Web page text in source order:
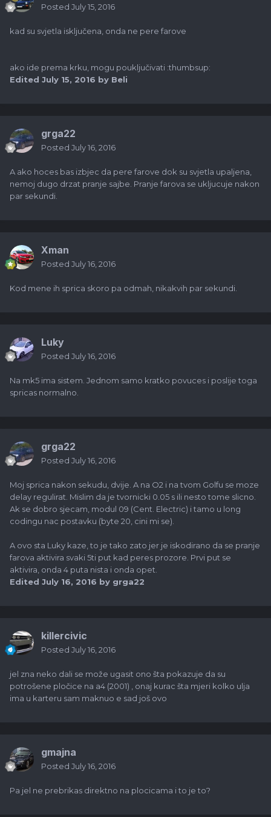
Posted July 15, 2016
kad su svjetla isključena, onda ne pere farove
ako ide prema krku, mogu pouključivati :thumbsup:
Edited July 15, 2016 by Beli
grga22
Posted July 16, 2016
A ako hoces bas izbjec da pere farove dok su svjetla upaljena,
nemoj dugo drzat pranje sajbe. Pranje farova se ukljucuje nakon
par sekundi.
Xman
Posted July 16, 2016
Kod mene ih sprica skoro pa odmah, nikakvih par sekundi.
Luky
Posted July 16, 2016
Na mk5 ima sistem. Jednom samo kratko povuces i poslije toga
spricas normalno.
grga22
Posted July 16, 2016
Moj sprica nakon sekudu, dvije. A na O2 i na tvom Golfu se moze
delay regulirat. Mislim da je tvornicki 0.05 s ili nesto tome slicno.
Ak se dobro sjecam, modul 09 (Cent. Electric) i tamo u long
codingu nac postavku (byte 20, cini mi se).
A ovo sta Luky kaze, to je tako zato jer je iskodirano da se pranje
farova aktivira svaki 5ti put kad peres prozore. Prvi put se
aktivira, onda 4 puta nista i onda opet.
Edited July 16, 2016 by grga22
killercivic
Posted July 16, 2016
jel zna neko dali se može ugasit ono šta pokazuje da su
potrošene pločice na a4 (2001) , onaj kurac šta mjeri kolko ulja
ima u karteru sam maknuo e sad još ovo
gmajna
Posted July 16, 2016
Pa jel ne prebrikas direktno na plocicama i to je to?